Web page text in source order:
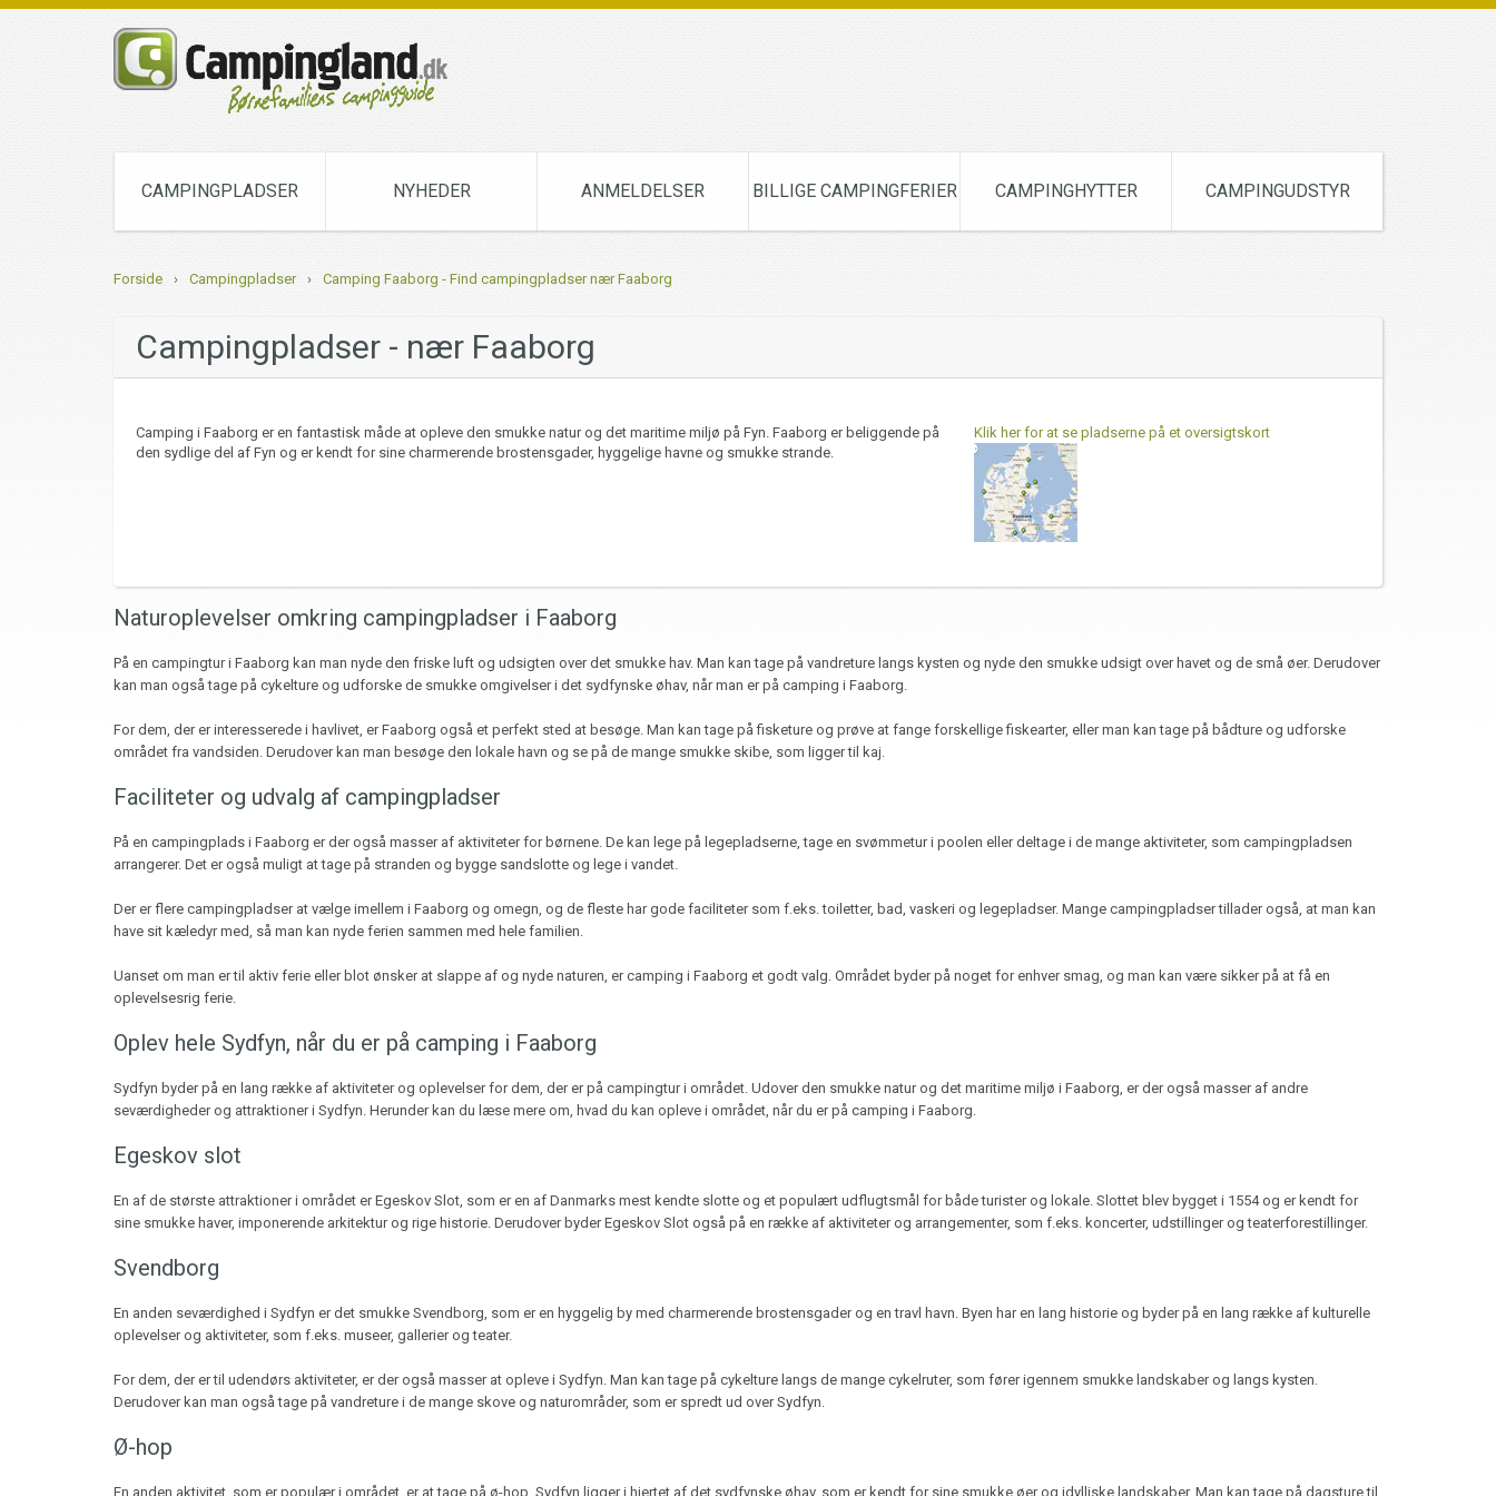
CAMPINGPLADSER NYHEDER ANMELDELSER BILLIGE CAMPINGFERIER CAMPINGHYTTER CAMPINGUDSTYR
Forside › Campingpladser › Camping Faaborg - Find campingpladser nær Faaborg
Campingpladser - nær Faaborg
Camping i Faaborg er en fantastisk måde at opleve den smukke natur og det maritime miljø på Fyn. Faaborg er beliggende på
den sydlige del af Fyn og er kendt for sine charmerende brostensgader, hyggelige havne og smukke strande.
Klik her for at se pladserne på et oversigtskort
Naturoplevelser omkring campingpladser i Faaborg
På en campingtur i Faaborg kan man nyde den friske luft og udsigten over det smukke hav. Man kan tage på vandreture langs kysten og nyde den smukke udsigt over havet og de små øer. Derudover
kan man også tage på cykelture og udforske de smukke omgivelser i det sydfynske øhav, når man er på camping i Faaborg.
For dem, der er interesserede i havlivet, er Faaborg også et perfekt sted at besøge. Man kan tage på fisketure og prøve at fange forskellige fiskearter, eller man kan tage på bådture og udforske
området fra vandsiden. Derudover kan man besøge den lokale havn og se på de mange smukke skibe, som ligger til kaj.
Faciliteter og udvalg af campingpladser
På en campingplads i Faaborg er der også masser af aktiviteter for børnene. De kan lege på legepladserne, tage en svømmetur i poolen eller deltage i de mange aktiviteter, som campingpladsen
arrangerer. Det er også muligt at tage på stranden og bygge sandslotte og lege i vandet.
Der er flere campingpladser at vælge imellem i Faaborg og omegn, og de fleste har gode faciliteter som f.eks. toiletter, bad, vaskeri og legepladser. Mange campingpladser tillader også, at man kan
have sit kæledyr med, så man kan nyde ferien sammen med hele familien.
Uanset om man er til aktiv ferie eller blot ønsker at slappe af og nyde naturen, er camping i Faaborg et godt valg. Området byder på noget for enhver smag, og man kan være sikker på at få en
oplevelsesrig ferie.
Oplev hele Sydfyn, når du er på camping i Faaborg
Sydfyn byder på en lang række af aktiviteter og oplevelser for dem, der er på campingtur i området. Udover den smukke natur og det maritime miljø i Faaborg, er der også masser af andre
seværdigheder og attraktioner i Sydfyn. Herunder kan du læse mere om, hvad du kan opleve i området, når du er på camping i Faaborg.
Egeskov slot
En af de største attraktioner i området er Egeskov Slot, som er en af Danmarks mest kendte slotte og et populært udflugtsmål for både turister og lokale. Slottet blev bygget i 1554 og er kendt for
sine smukke haver, imponerende arkitektur og rige historie. Derudover byder Egeskov Slot også på en række af aktiviteter og arrangementer, som f.eks. koncerter, udstillinger og teaterforestillinger.
Svendborg
En anden seværdighed i Sydfyn er det smukke Svendborg, som er en hyggelig by med charmerende brostensgader og en travl havn. Byen har en lang historie og byder på en lang række af kulturelle
oplevelser og aktiviteter, som f.eks. museer, gallerier og teater.
For dem, der er til udendørs aktiviteter, er der også masser at opleve i Sydfyn. Man kan tage på cykelture langs de mange cykelruter, som fører igennem smukke landskaber og langs kysten.
Derudover kan man også tage på vandreture i de mange skove og naturområder, som er spredt ud over Sydfyn.
Ø-hop
En anden aktivitet, som er populær i området, er at tage på ø-hop. Sydfyn ligger i hjertet af det sydfynske øhav, som er kendt for sine smukke øer og idylliske landskaber. Man kan tage på dagsture til